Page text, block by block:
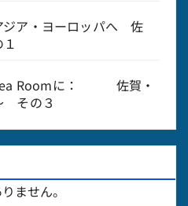
ジア・ヨーロッパへ 佐
Tea Roomに： 佐賀・
その３
ません。